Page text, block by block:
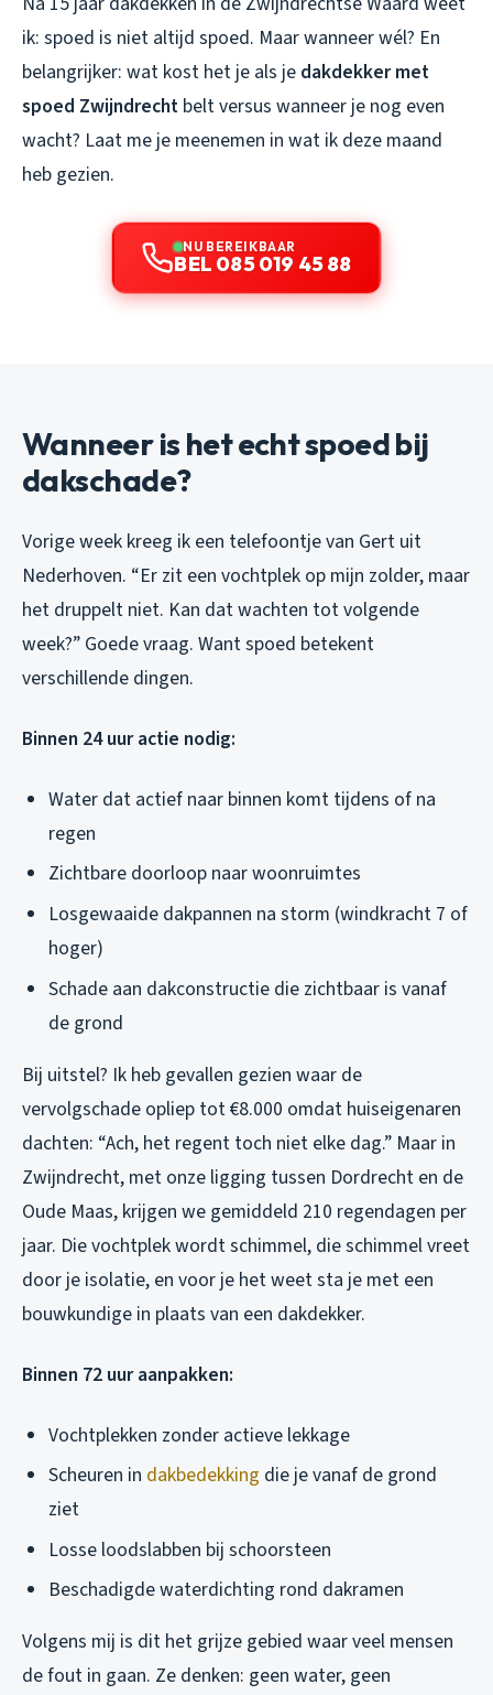
ik: spoed is niet altijd spoed. Maar wanneer wél? En
belangrijker: wat kost het je als je dakdekker met
spoed Zwijndrecht belt versus wanneer je nog even
wacht? Laat me je meenemen in wat ik deze maand
heb gezien.
NU BEREIKBAAR
BEL 085 019 45 88
Wanneer is het echt spoed bij
dakschade?
Vorige week kreeg ik een telefoontje van Gert uit
Nederhoven. “Er zit een vochtplek op mijn zolder, maar
het druppelt niet. Kan dat wachten tot volgende
week?” Goede vraag. Want spoed betekent
verschillende dingen.
Binnen 24 uur actie nodig:
Water dat actief naar binnen komt tijdens of na
regen
Zichtbare doorloop naar woonruimtes
Losgewaaide dakpannen na storm (windkracht 7 of
hoger)
Schade aan dakconstructie die zichtbaar is vanaf
de grond
Bij uitstel? Ik heb gevallen gezien waar de
vervolgschade opliep tot €8.000 omdat huiseigenaren
dachten: “Ach, het regent toch niet elke dag.” Maar in
Zwijndrecht, met onze ligging tussen Dordrecht en de
Oude Maas, krijgen we gemiddeld 210 regendagen per
jaar. Die vochtplek wordt schimmel, die schimmel vreet
door je isolatie, en voor je het weet sta je met een
bouwkundige in plaats van een dakdekker.
Binnen 72 uur aanpakken:
Vochtplekken zonder actieve lekkage
Scheuren in dakbedekking die je vanaf de grond
ziet
Losse loodslabben bij schoorsteen
Beschadigde waterdichting rond dakramen
Volgens mij is dit het grijze gebied waar veel mensen
de fout in gaan. Ze denken: geen water, geen